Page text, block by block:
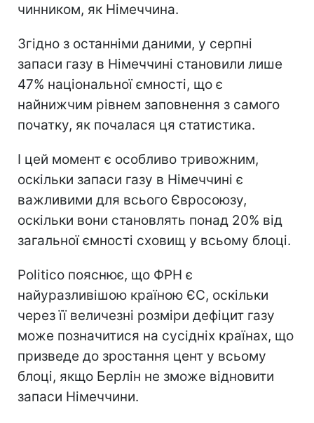
чинником, як Німеччина.
Згідно з останніми даними, у серпні
запаси газу в Німеччині становили лише
47% національної ємності, що є
найнижчим рівнем заповнення з самого
початку, як почалася ця статистика.
І цей момент є особливо тривожним,
оскільки запаси газу в Німеччині є
важливими для всього Євросоюзу,
оскільки вони становлять понад 20% від
загальної ємності сховищ у всьому блоці.
Politico пояснює, що ФРН є
найуразливішою країною ЄС, оскільки
через її величезні розміри дефіцит газу
може позначитися на сусідніх країнах, що
призведе до зростання цент у всьому
блоці, якщо Берлін не зможе відновити
запаси Німеччини.